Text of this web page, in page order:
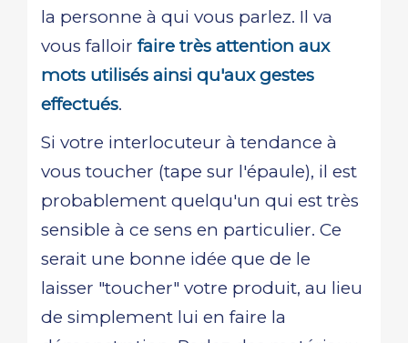
la personne à qui vous parlez. Il va
vous falloir faire très attention aux
mots utilisés ainsi qu'aux gestes
effectués.
Si votre interlocuteur à tendance à
vous toucher (tape sur l'épaule), il est
probablement quelqu'un qui est très
sensible à ce sens en particulier. Ce
serait une bonne idée que de le
laisser "toucher" votre produit, au lieu
de simplement lui en faire la